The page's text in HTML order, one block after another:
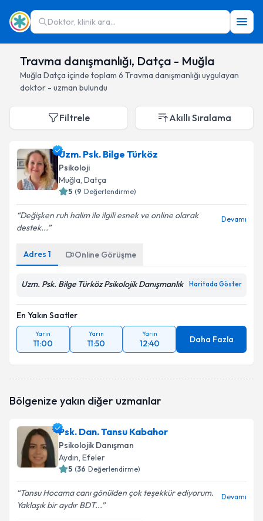
Doktor, klinik ara...
Travma danışmanlığı, Datça - Muğla
Muğla Datça içinde toplam 6 Travma danışmanlığı uygulayan
doktor - uzman bulundu
Filtrele Akıllı Sıralama
Uzm. Psk. Bilge Türköz
Psikoloji
Muğla, Datça
5 (9 Değerlendirme)
Değişken ruh halim ile ilgili esnek ve online olarak
destek...
Devamı
Adres 1 Online Görüşme
Uzm. Psk. Bilge Türköz Psikolojik Danışmanlık Haritada Göster
En Yakın Saatler
Yarın
11:00
Yarın
11:50
Yarın
12:40 Daha Fazla
Bölgenize yakın diğer uzmanlar
Psk. Dan. Tansu Kabahor
Psikolojik Danışman
Aydın, Efeler
5 (36 Değerlendirme)
Tansu Hocama canı gönülden çok teşekkür ediyorum.
Yaklaşık bir aydır BDT...
Devamı